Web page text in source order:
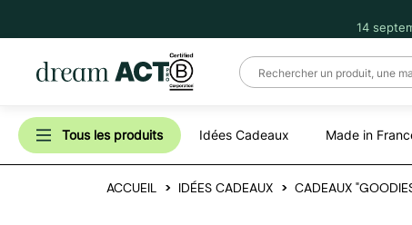
14
Tous les produits Idées Cadeaux Made in
ACCUEIL IDÉES CADEAUX CADEAUX